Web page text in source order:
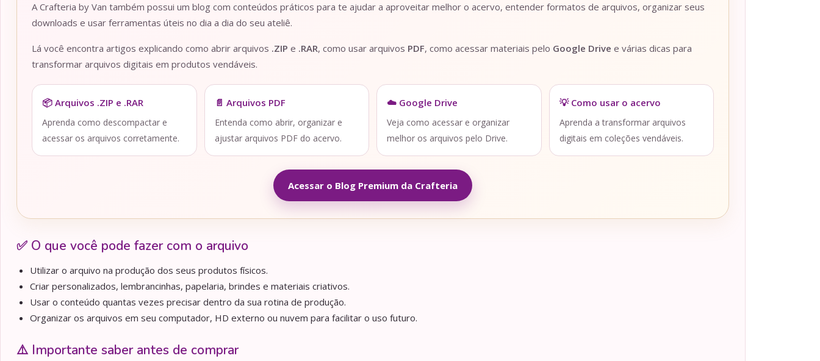
A Crafteria by Van também possui um blog com conteúdos práticos para te ajudar a aproveitar melhor o acervo, entender formatos de arquivos, organizar seus
downloads e usar ferramentas úteis no dia a dia do seu ateliê.
Lá você encontra artigos explicando como abrir arquivos .ZIP e .RAR, como usar arquivos PDF, como acessar materiais pelo Google Drive e várias dicas para
transformar arquivos digitais em produtos vendáveis.
📦 Arquivos .ZIP e .RAR
Aprenda como descompactar e
acessar os arquivos corretamente.
📄 Arquivos PDF
Entenda como abrir, organizar e
ajustar arquivos PDF do acervo.
☁️ Google Drive
Veja como acessar e organizar
melhor os arquivos pelo Drive.
💡 Como usar o acervo
Aprenda a transformar arquivos
digitais em coleções vendáveis.
Acessar o Blog Premium da Crafteria
✅ O que você pode fazer com o arquivo
Utilizar o arquivo na produção dos seus produtos físicos.
Criar personalizados, lembrancinhas, papelaria, brindes e materiais criativos.
Usar o conteúdo quantas vezes precisar dentro da sua rotina de produção.
Organizar os arquivos em seu computador, HD externo ou nuvem para facilitar o uso futuro.
⚠️ Importante saber antes de comprar